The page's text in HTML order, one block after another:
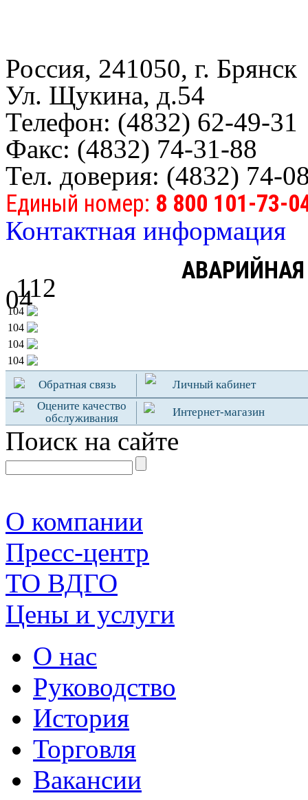
Россия, 241050, г. Брянск
Ул. Щукина, д.54
Телефон: (4832) 62-49-31
Факс: (4832) 74-31-88
Тел. доверия: (4832) 74-
Единый номер: 8 800 101-73-
Контактная информация
04
112
104
104
104
104
Обратная связь
Личный кабинет
Оцените качество
обслуживания
Интернет-магазин
Поиск на сайте
О компании
Пресс-центр
TO ВДГО
Цены и услуги
О нас
Руководство
История
Торговля
Вакансии